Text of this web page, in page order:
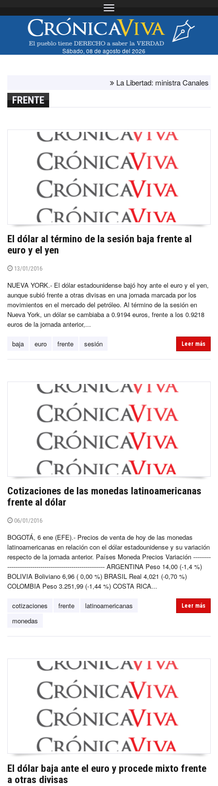
Toggle navigation
Sábado, 08 de agosto del 2026
La Libertad: ministra Canales
FRENTE
El dólar al término de la sesión baja frente al
euro y el yen
13/01/2016
NUEVA YORK.- El dólar estadounidense bajó hoy ante el euro y el yen,
aunque subió frente a otras divisas en una jornada marcada por los
movimientos en el mercado del petróleo. Al término de la sesión en
Nueva York, un dólar se cambiaba a 0.9194 euros, frente a los 0.9218
euros de la jornada anterior,...
baja euro frente sesión Leer más
Cotizaciones de las monedas latinoamericanas
frente al dólar
06/01/2016
BOGOTÁ, 6 ene (EFE).- Precios de venta de hoy de las monedas
latinoamericanas en relación con el dólar estadounidense y su variación
respecto de la jornada anterior. Países Moneda Precios Variación ---------
-------------------------------------------------- ARGENTINA Peso 14,00 (-1,4 %)
BOLIVIA Boliviano 6,96 ( 0,00 %) BRASIL Real 4,021 (-0,70 %)
COLOMBIA Peso 3.251,99 (-1,44 %) COSTA RICA...
cotizaciones frente
latinoamericanas
monedas
Leer más
El dólar baja ante el euro y procede mixto frente
a otras divisas